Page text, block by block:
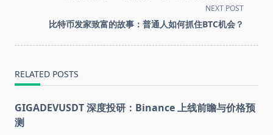
text">Page</span>
NEXT POST
比特币发家致富的故事：普通人如何抓住BTC机会？
RELATED POSTS
GIGADEVUSDT 深度投研：Binance 上线前瞻与价格预
测